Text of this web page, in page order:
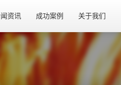
资讯 成功案例 关于我们